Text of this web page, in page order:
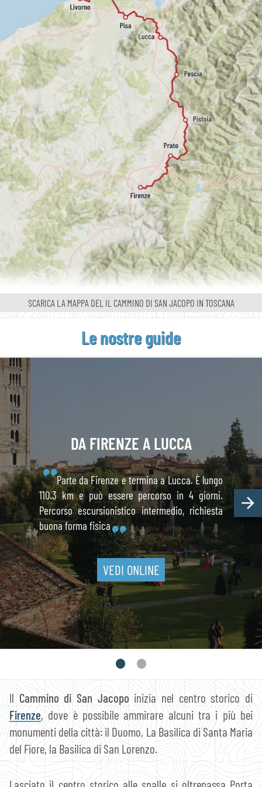
Jacopo, custodita nella Cattedrale di San Zeno
in piazza Duomo. L’antica amicizia traPistoiae
Santiago di Compostela, è stata recentemente
rinnovata (novembre 2019) con la donazione di
un cippo dallaXunta de Galiciasu cui è
indicata la distanza da
PistoiaaSantiago.
Pistoia entra così nella rete internazionale di
Cammini di pellegrinaggio, infatti “Il Cammino
di San Jacopo accompagna il pellegrino fino
allaVia Francigenaper proseguire poi sulla via
dellaCostainLiguria, laFrancia meridionale
ed immettersi aiPireneisulCammino
Francese.
SCARICA LA MAPPA DEL IL CAMMINO DI SAN JACOPO IN TOSCANA
Le nostre guide
DA FIRENZE A LUCCA
Parte da Firenze e termina a Lucca. È lungo
110.3 km e può essere percorso in 4 giorni.
Percorso escursionistico intermedio, richiesta
buona forma fisica
VEDI ONLINE
Il Cammino di San Jacopo inizia nel centro storico di
Firenze, dove è possibile ammirare alcuni tra i più bei
monumenti della città: il Duomo, La Basilica di Santa Maria
del Fiore, la Basilica di San Lorenzo.